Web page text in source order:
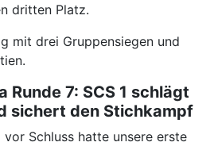
dritten Platz.
mit drei Gruppensiegen und
Runde 7: SCS 1 schlägt
sichert den Stichkampf
Schluss hatte unsere erste